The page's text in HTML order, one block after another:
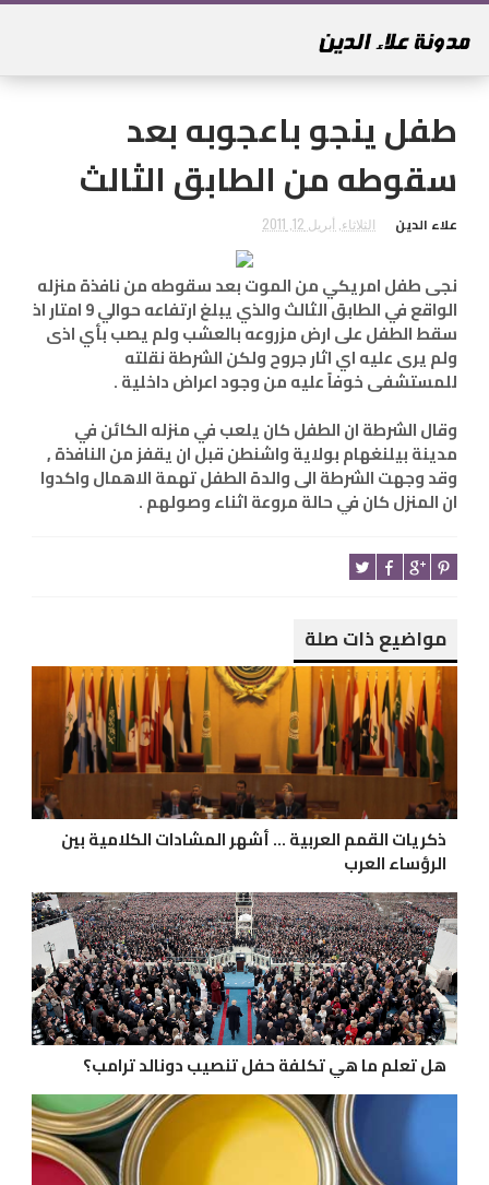
طفل ينجو باعجوبه بعد
سقوطه من الطابق الثالث
علاء الدين الثلاثاء, أبريل 12, 2011
نجى طفل امريكي من الموت بعد سقوطه من نافذة منزله
الواقع في الطابق الثالث والذي يبلغ ارتفاعه حوالي 9 امتار اذ
سقط الطفل على ارض مزروعه بالعشب ولم يصب بأي اذى
ولم يرى عليه اي اثار جروح ولكن الشرطة نقلته
للمستشفى خوفاً عليه من وجود اعراض داخلية .
وقال الشرطة ان الطفل كان يلعب في منزله الكائن في
مدينة بيلنغهام بولاية واشنطن قبل ان يقفز من النافذة ,
وقد وجهت الشرطة الى والدة الطفل تهمة الاهمال واكدوا
ان المنزل كان في حالة مروعة اثناء وصولهم .
مواضيع ذات صلة
ذكريات القمم العربية ... أشهر المشادات الكلامية بين
الرؤساء العرب
هل تعلم ما هي تكلفة حفل تنصيب دونالد ترامب؟